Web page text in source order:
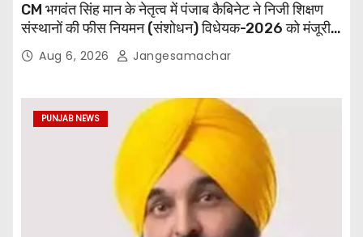
CM भगवंत सिंह मान के नेतृत्व में पंजाब कैबिनेट ने निजी शिक्षण
संस्थानों की फीस नियमन (संशोधन) विधेयक-2026 को मंजूरी
दी Aug 6, 2026 Jangesamachar
PUNJAB NEWS